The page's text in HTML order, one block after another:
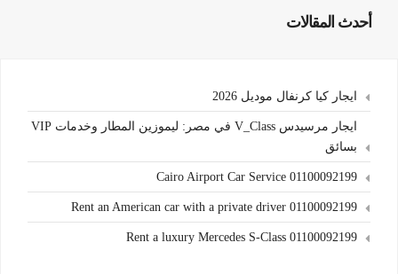
أحدث المقالات
ايجار كيا كرنفال موديل 2026
ايجار مرسيدس V_Class في مصر: ليموزين المطار وخدمات VIP
بسائق
Cairo Airport Car Service 01100092199
Rent an American car with a private driver 01100092199
Rent a luxury Mercedes S-Class 01100092199